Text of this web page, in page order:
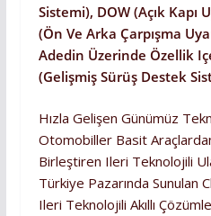
Sistemi), DOW (Açık Kapı
(Ön Ve Arka Çarpışma
Adedin Üzerinde Özellik
(Gelişmiş Sürüş Destek
Hızla Gelişen Günümüz
Otomobiller Basit
Birleştiren Ileri Teknolojili
Türkiye Pazarında Sunulan
Ileri Teknolojili Akıllı